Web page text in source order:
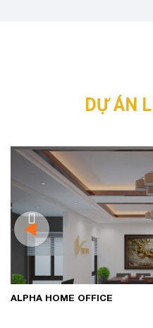
DỰ ÁN
ALPHA HOME OFFICE